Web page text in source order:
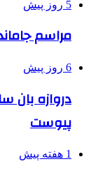
5 روز پیش
مراسم
6 روز پیش
دروازه
پیوست
1 هفته پیش